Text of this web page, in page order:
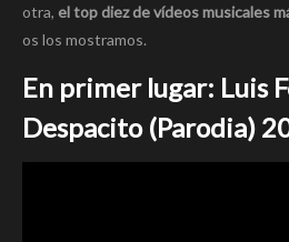
otra, el top diez de vídeos musicales
os los mostramos.
En primer lugar: Luis
Despacito (Parodia)